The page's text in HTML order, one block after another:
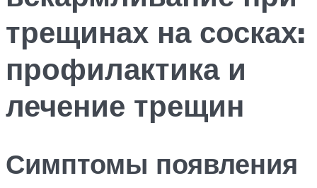
трещинах на сосках:
профилактика и
лечение трещин
Симптомы появления